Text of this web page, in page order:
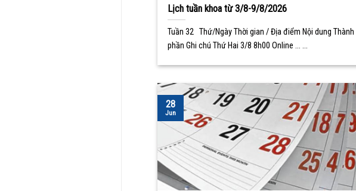
Lịch tuần khoa từ 3/8-9/8/2026
Tuần 32 Thứ/Ngày Thời gian / Địa điểm Nội dung Thành
phần Ghi chú Thứ Hai 3/8 8h00 Online ... ...
28
Jun